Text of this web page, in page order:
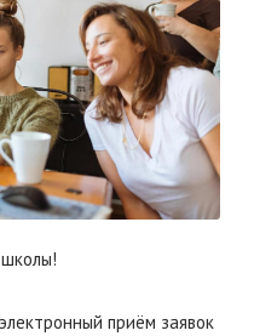
приём заявок